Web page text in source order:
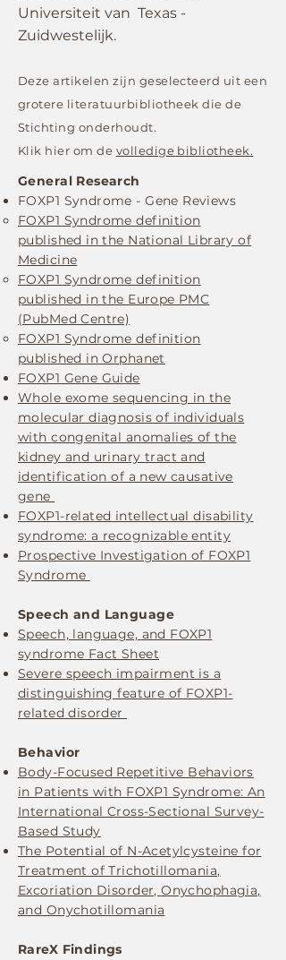
Universiteit van Texas -
Zuidwestelijk.
Deze artikelen zijn geselecteerd uit een
grotere literatuurbibliotheek die de
Stichting onderhoudt.
Klik hier om de volledige bibliotheek.
General Research
FOXP1 Syndrome - Gene Reviews ​
FOXP1 Syndrome definition
published in the National Library of
Medicine
FOXP1 Syndrome definition
published in the Europe PMC
(PubMed Centre)
FOXP1 Syndrome definition
published in Orphanet
FOXP1 Gene Guide
Whole exome sequencing in the
molecular diagnosis of individuals
with congenital anomalies of the
kidney and urinary tract and
identification of a new causative
gene
FOXP1-related intellectual disability
syndrome: a recognizable entity
Prospective Investigation of FOXP1
Syndrome
Speech and Language
Speech, language, and FOXP1
syndrome Fact Sheet
Severe speech impairment is a
distinguishing feature of FOXP1-
related disorder
Behavior
Body-Focused Repetitive Behaviors
in Patients with FOXP1 Syndrome: An
International Cross-Sectional Survey-
Based Study
The Potential of N-Acetylcysteine for
Treatment of Trichotillomania,
Excoriation Disorder, Onychophagia,
and Onychotillomania
RareX Findings